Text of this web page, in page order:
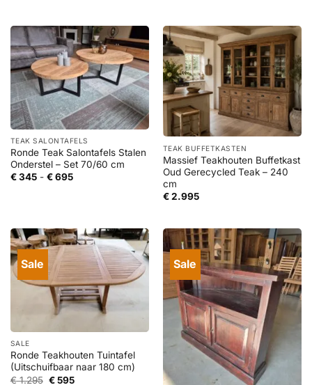
TEAK SALONTAFELS
Ronde Teak Salontafels Stalen
Onderstel – Set 70/60 cm
€345 - €695Prijsklasse:
TEAK BUFFETKASTEN
Massief Teakhouten Buffetkast
Oud Gerecycled Teak – 240
cm
€2.995
Sale
SALE
Ronde Teakhouten Tuintafel
(Uitschuifbaar naar 180 cm)
€1.295 Oorspronkelijke
€595Huidige
Sale